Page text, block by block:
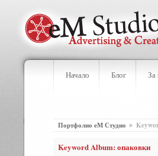
Начало Блог За
Портфолио еМ Студио
Keyword Album: опаковки